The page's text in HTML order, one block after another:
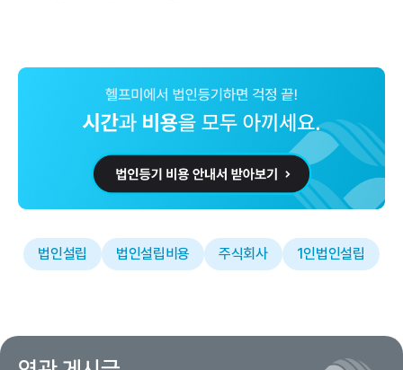
법인설립 법인설립비용 주식회사 1인법인설립